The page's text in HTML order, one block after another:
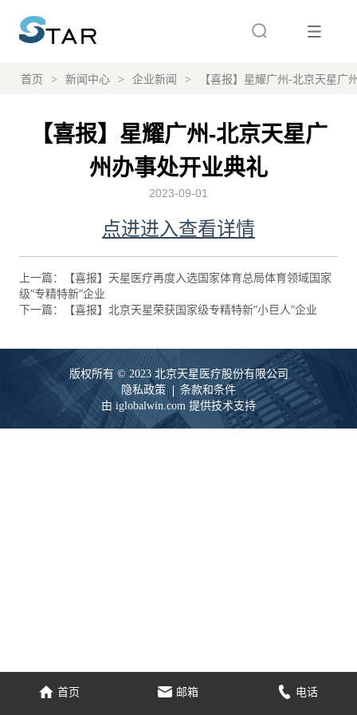
首页 > 新闻中心 > 企业新闻 > 【喜报】星耀广州-北京天星广
【喜报】星耀广州-北京天星广
州办事处开业典礼
2023-09-01
上一篇：
【喜报】天星医疗再度入选国家体育总局体育领域国家
级“专精特新”企业
下一篇：
【喜报】北京天星荣获国家级专精特新“小巨人”企业
家 电子邮件 电话
版权所有 © 2023 北京天星医疗股份有限公司
隐私政策
条款和条件
由 iglobalwin.com 提供技术支持
首页 邮箱 电话